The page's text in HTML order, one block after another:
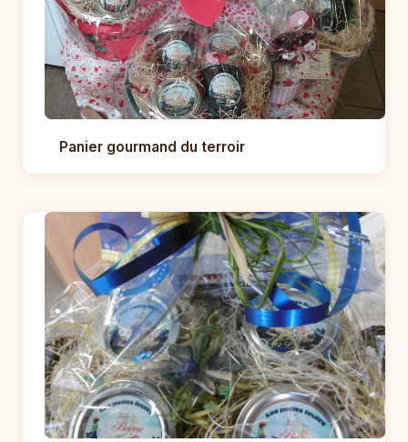
Panier gourmand du terroir